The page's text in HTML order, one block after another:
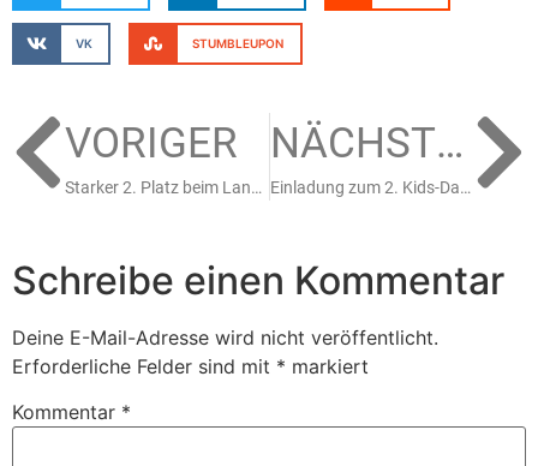
VK STUMBLEUPON
VORIGER
Starker 2. Platz beim Landesliga Turnier der U11B Jahrgangsmannschaft in Ratingen
NÄCHSTER
Einladung zum 2. Kids-Day am 09.03.2024 in der Rheinlandhalle
Schreibe einen Kommentar
Deine E-Mail-Adresse wird nicht veröffentlicht.
Erforderliche Felder sind mit * markiert
Kommentar *